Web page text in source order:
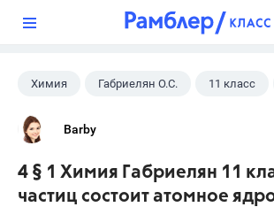
Химия Габриелян О.С. 11 класс
Barby
4 § 1 Химия Габриелян 11
частиц состоит атомное